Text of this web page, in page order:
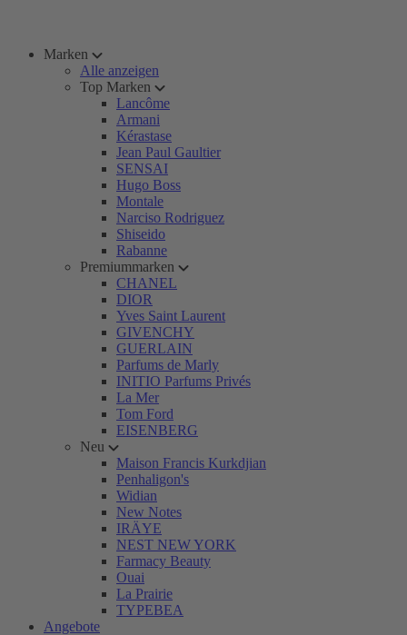
Marken
Alle anzeigen
Top Marken
Lancôme
Armani
Kérastase
Jean Paul Gaultier
SENSAI
Hugo Boss
Montale
Narciso Rodriguez
Shiseido
Rabanne
Premiummarken
CHANEL
DIOR
Yves Saint Laurent
GIVENCHY
GUERLAIN
Parfums de Marly
INITIO Parfums Privés
La Mer
Tom Ford
EISENBERG
Neu
Maison Francis Kurkdjian
Penhaligon's
Widian
New Notes
IRÄYE
NEST NEW YORK
Farmacy Beauty
Ouai
La Prairie
TYPEBEA
Angebote